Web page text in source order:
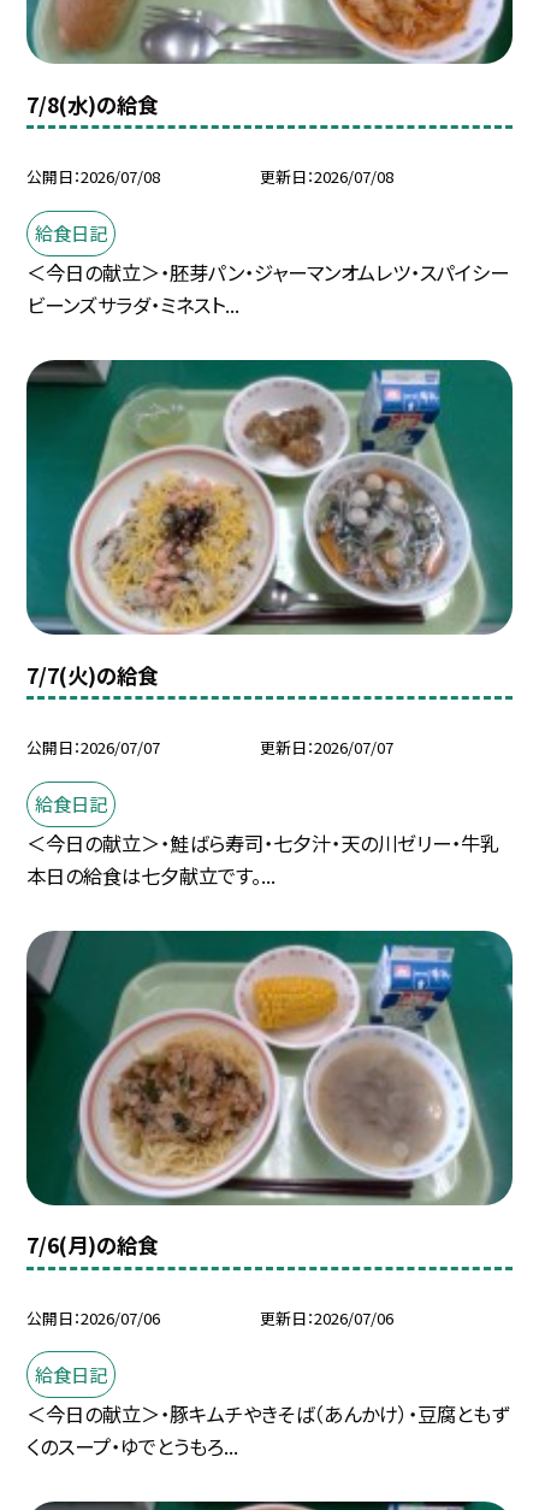
7/8(水)の給食
公開日 2026/07/08 更新日 2026/07/08
給食日記
＜今日の献立＞・胚芽パン・ジャーマンオムレツ・スパイシー
ビーンズサラダ・ミネスト...
7/7(火)の給食
公開日 2026/07/07 更新日 2026/07/07
給食日記
＜今日の献立＞・鮭ばら寿司・七夕汁・天の川ゼリー・牛乳
本日の給食は七夕献立です。...
7/6(月)の給食
公開日 2026/07/06 更新日 2026/07/06
給食日記
＜今日の献立＞・豚キムチやきそば（あんかけ）・豆腐ともず
くのスープ・ゆでとうもろ...